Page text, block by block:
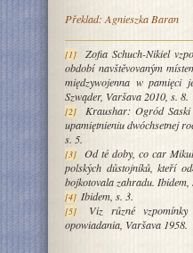
Překlad: Agnieszka Baran
[1]
Zofia Schuch-Nikiel
období navštěvovaným
międzywojenna w pamięci
Szwąder, Varšava 2010, s. 8.
[2] Kraushar:Ogród
upamiętnieniu dwóchsetnej
s. 5.
[3]
Od té doby, co car
polských důstojníků, kteří
bojkotovala zahradu. Ibidem,
[4] Ibidem, s. 3.
[5]
Viz různé
opowiadania , Varšava 1958.